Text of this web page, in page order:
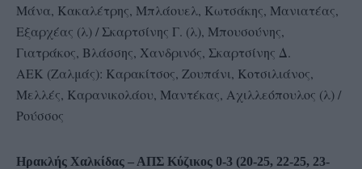
Μάνα, Κακαλέτρης, Μπλάουελ, Κωτσάκης, Μανιατέας,
Εξαρχέας (λ) / Σκαρτσίνης Γ. (λ), Μπουσούνης,
Γιατράκος, Βλάσσης, Χανδρινός, Σκαρτσίνης Δ.
ΑΕΚ (Ζαλμάς): Καρακίτσος, Ζουπάνι, Κοτσιλιάνος,
Μελλές, Καρανικολάου, Μαντέκας, Αχιλλεόπουλος (λ) /
Ρούσσος
Ηρακλής Χαλκίδας – ΑΠΣ Κύζικος 0-3 (20-25, 22-25, 23-